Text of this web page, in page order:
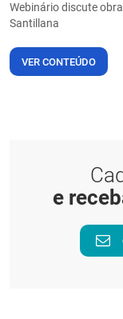
Webinário discute
Santillana
VER CONTEÚDO
e